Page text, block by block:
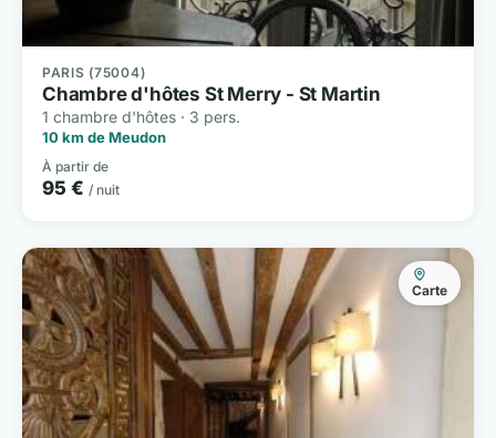
PARIS (75004)
Chambre d'hôtes St Merry - St Martin
1 chambre d'hôtes · 3 pers.
10 km de Meudon
À partir de
95 € / nuit
Carte